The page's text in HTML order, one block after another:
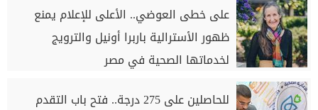
على خطى العوضي.. الأعلى للإعلام يمنع
ظهور الأسترالية باربرا أونيل والترويج
لخدماتها الصحية في مصر
للحاصلين على 275 درجة.. فتح باب التقدم